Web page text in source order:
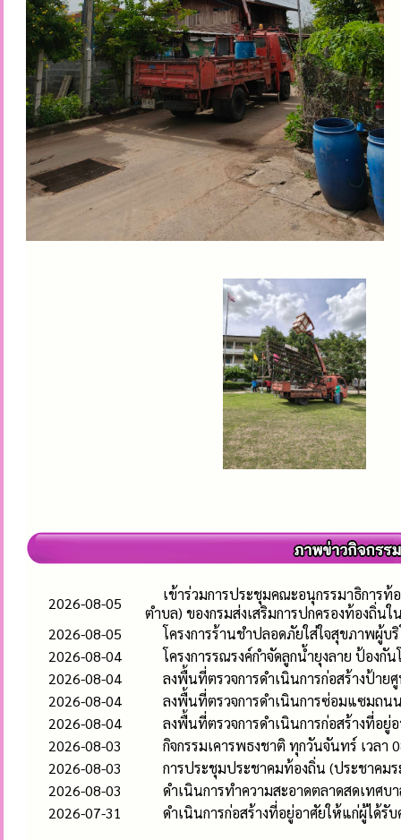
2026-08-05
เข้าร่วมการประชุมคณะอนุกรรมาธิการ
ตำบล) ของกรมส่งเสริมการปกครองท้องถิ่นใ
2026-08-05
โครงการร้านชำปลอดภัยใส่ใจสุขภาพผู้บ
2026-08-04
โครงการรณรงค์กำจัดลูกน้ำยุงลาย ป้อง
2026-08-04
ลงพื้นที่ตรวจการดำเนินการก่อสร้างป้า
2026-08-04
ลงพื้นที่ตรวจการดำเนินการซ่อมแซมถน
2026-08-04
ลงพื้นที่ตรวจการดำเนินการก่อสร้างที่อ
2026-08-03
กิจกรรมเคารพธงชาติ ทุกวันจันทร์ เวลา
2026-08-03
การประชุมประชาคมท้องถิ่น (ประชาคม
2026-08-03
ดำเนินการทำความสะอาดตลาดสดเทศ
2026-07-31
ดำเนินการก่อสร้างที่อยู่อาศัยให้แก่ผู้ได้